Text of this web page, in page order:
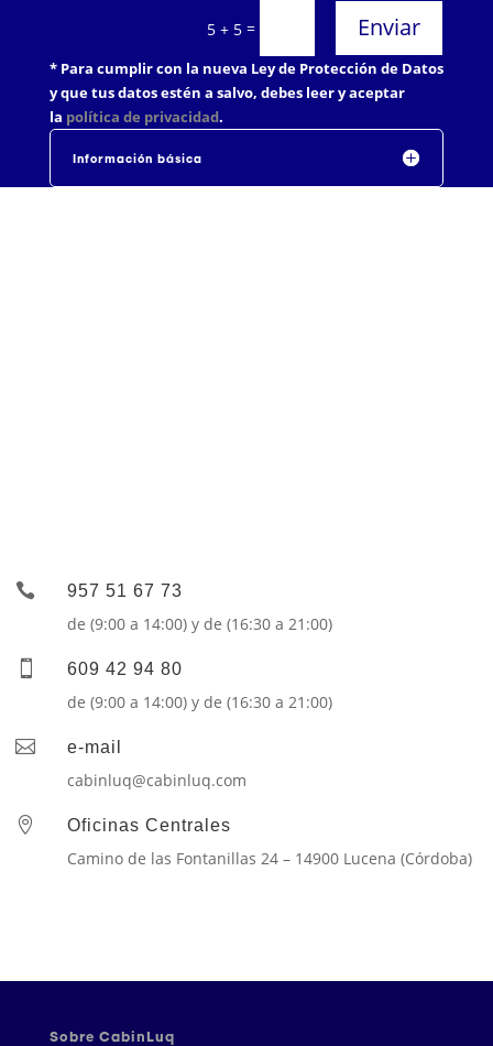
5 + 5 = Enviar
* Para cumplir con la nueva Ley de Protección de Datos
y que tus datos estén a salvo, debes leer y aceptar
la política de privacidad.
Información básica
 957 51 67 73
de (9:00 a 14:00) y de (16:30 a 21:00)
 609 42 94 80
de (9:00 a 14:00) y de (16:30 a 21:00)
 e-mail
cabinluq@cabinluq.com
 Oficinas Centrales
Camino de las Fontanillas 24 – 14900 Lucena (Córdoba)
Sobre CabinLuq